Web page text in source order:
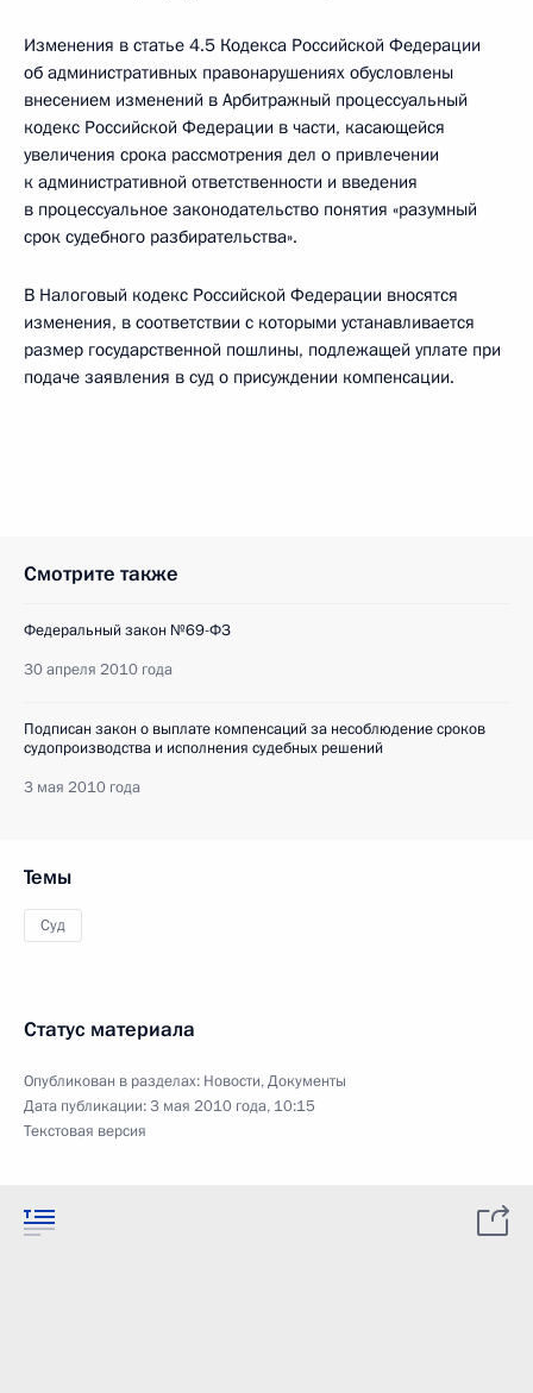
Изменения в статье 4.5 Кодекса Российской Федерации
об административных правонарушениях обусловлены
внесением изменений в Арбитражный процессуальный
кодекс Российской Федерации в части, касающейся
увеличения срока рассмотрения дел о привлечении
к административной ответственности и введения
в процессуальное законодательство понятия «разумный
срок судебного разбирательства».
В Налоговый кодекс Российской Федерации вносятся
изменения, в соответствии с которыми устанавливается
размер государственной пошлины, подлежащей уплате при
подаче заявления в суд о присуждении компенсации.
Смотрите также
Федеральный закон №69-ФЗ
30 апреля 2010 года
Подписан закон о выплате компенсаций за несоблюдение сроков
судопроизводства и исполнения судебных решений
3 мая 2010 года
Темы
Суд
Статус материала
Опубликован в разделах: Новости,Документы
Дата публикации:3 мая 2010 года, 10:15
Текстовая версия